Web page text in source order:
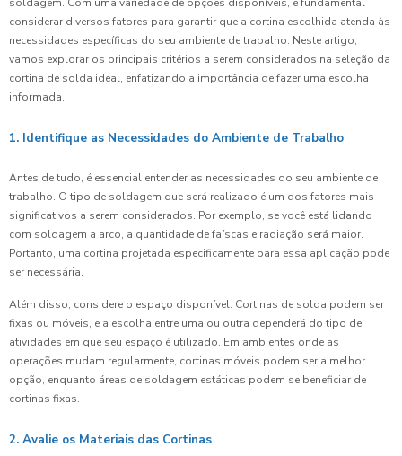
considerar diversos fatores para garantir que a cortina escolhida atenda às
necessidades específicas do seu ambiente de trabalho. Neste artigo,
vamos explorar os principais critérios a serem considerados na seleção da
cortina de solda ideal, enfatizando a importância de fazer uma escolha
informada.
1. Identifique as Necessidades do Ambiente de Trabalho
Antes de tudo, é essencial entender as necessidades do seu ambiente de
trabalho. O tipo de soldagem que será realizado é um dos fatores mais
significativos a serem considerados. Por exemplo, se você está lidando
com soldagem a arco, a quantidade de faíscas e radiação será maior.
Portanto, uma cortina projetada especificamente para essa aplicação pode
ser necessária.
Além disso, considere o espaço disponível. Cortinas de solda podem ser
fixas ou móveis, e a escolha entre uma ou outra dependerá do tipo de
atividades em que seu espaço é utilizado. Em ambientes onde as
operações mudam regularmente, cortinas móveis podem ser a melhor
opção, enquanto áreas de soldagem estáticas podem se beneficiar de
cortinas fixas.
2. Avalie os Materiais das Cortinas